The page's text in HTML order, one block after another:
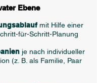
Ebene
mit Hilfe einer
für-Schritt-Planung
je nach individueller
(z. B. als Familie, Paar